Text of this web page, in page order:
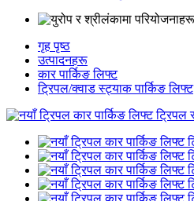
गृह पृष्ठ
उत्पादनहरू
कार पार्किङ लिफ्ट
ट्रिपल/क्वाड स्ट्याक पार्किङ लिफ्ट